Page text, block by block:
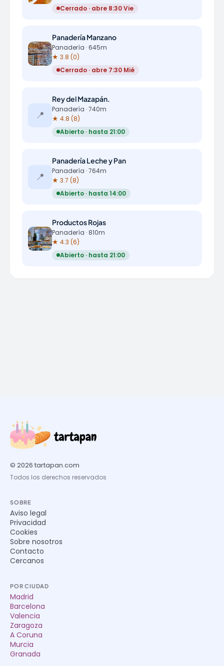
Cerrado · abre 8:30 Vie
Panadería Manzano
Panadería · 645m
★ 3.8 (0)
Cerrado · abre 7:30 Mié
📍
Rey del Mazapán.
Panadería · 740m
★ 4.8 (8)
Abierto · hasta 21:00
📍
Panadería Leche y Pan
Panadería · 764m
★ 3.7 (8)
Abierto · hasta 14:00
Productos Rojas
Panadería · 810m
★ 4.3 (6)
Abierto · hasta 21:00
© 2026 tartapan.com
Todos los derechos reservados
SOBRE
Aviso legal
Privacidad
Cookies
Sobre nosotros
Contacto
Cercanos
POR CIUDAD
Madrid
Barcelona
Valencia
Zaragoza
A Coruna
Murcia
Granada